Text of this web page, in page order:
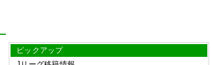
ピックアップ